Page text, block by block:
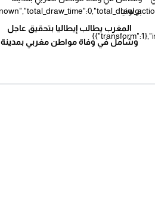
المغرب يطالب إيطاليا بتحقيق عاجل
وشامل في وفاة مواطن مغربي بمدينة